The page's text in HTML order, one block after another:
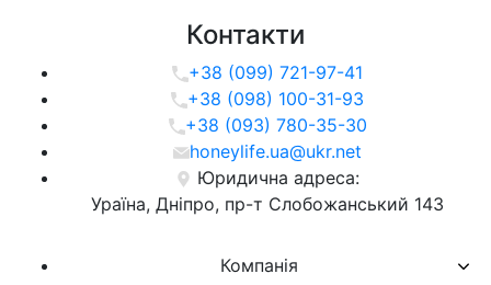
Компанія
Контакти
+38 (099) 721-97-41
+38 (098) 100-31-93
+38 (093) 780-35-30
honeylife.ua@ukr.net
Юридична адреса:
Ураїна, Дніпро, пр-т Слобожанський 143